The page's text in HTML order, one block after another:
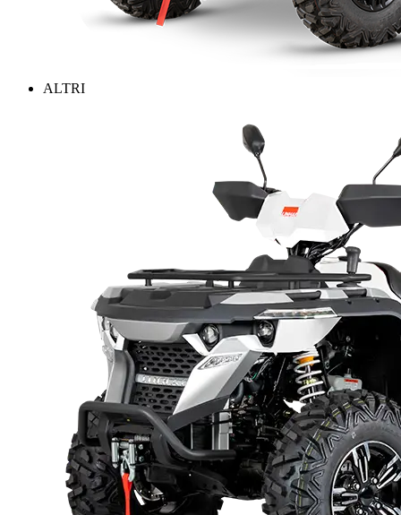
ALTRI